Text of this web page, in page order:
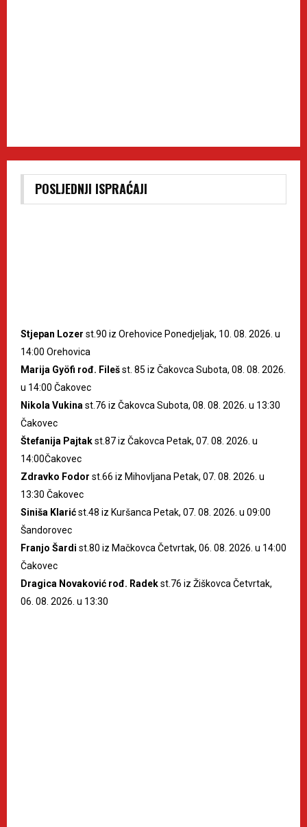
POSLJEDNJI ISPRAĆAJI
Stjepan Lozer st.90 iz Orehovice Ponedjeljak, 10. 08. 2026. u
14:00 Orehovica
Marija Gyöfi rođ. Filešst. 85 iz Čakovca Subota, 08. 08. 2026.
u 14:00 Čakovec
Nikola Vukina st.76 iz Čakovca Subota, 08. 08. 2026. u 13:30
Čakovec
Štefanija Pajtakst.87 iz Čakovca Petak, 07. 08. 2026. u
14:00Čakovec
Zdravko Fodor st.66 iz Mihovljana Petak, 07. 08. 2026. u
13:30 Čakovec
Siniša Klarićst.48 iz Kuršanca Petak, 07. 08. 2026. u 09:00
Šandorovec
Franjo Šardi st.80 iz Mačkovca Četvrtak, 06. 08. 2026. u 14:00
Čakovec
Dragica Novaković rođ. Radekst.76 iz Žiškovca Četvrtak,
06. 08. 2026. u 13:30